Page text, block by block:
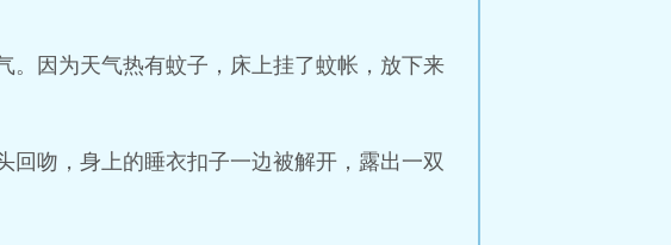
。因为天气热有蚊子，床上挂了蚊帐，放下来
回吻，身上的睡衣扣子一边被解开，露出一双